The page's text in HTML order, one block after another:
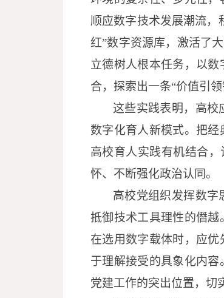
顺应数字技术发展潮流，
红”数字资源库，激活了
立德树人根本任务，以
合，探索出一条“价值引
这些实践表明，高校
数字化育人新模式。把
高校育人实践有机结合，
怀、不断强化政治认同。
高校党组织发挥数字
抵御技术工具理性的僭
在选用数字载体时，应
于理解接受的具象化内
党建工作的突出位置，切